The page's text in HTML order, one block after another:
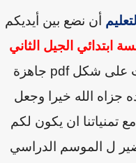
أن نضع بين أيديكم
الجيل الثاني
على شكلpdfجاهزة
الله خيرا وجعل
ان يكون لكم
ل الموسم الدراسي